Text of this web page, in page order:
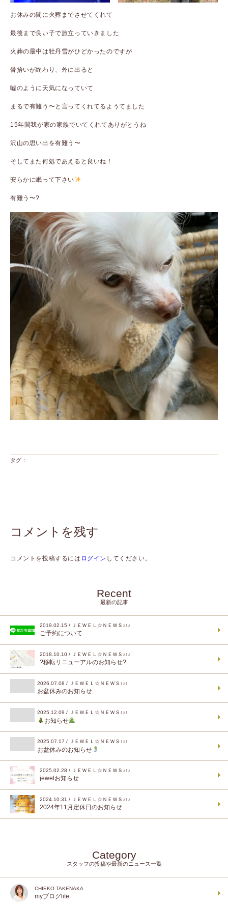
お休みの間に火葬までさせてくれて
最後まで良い子で旅立っていきました
火葬の最中は牡丹雪がひどかったのですが
骨拾いが終わり、外に出ると
嘘のように天気になっていて
まるで有難う〜と言ってくれてるようてました
15年間我が家の家族でいてくれてありがとうね
沢山の思い出を有難う〜
そしてまた何処であえると良いね！
安らかに眠って下さい
有難う〜?
タグ：
コメントを残す
コメントを投稿するには ログイン してください。
Recent
最新の記事
2019.02.15 / ＪＥＷＥＬ☆ＮＥＷＳ♪♪♪
ご予約について
2018.10.10 / ＪＥＷＥＬ☆ＮＥＷＳ♪♪♪
?移転リニューアルのお知らせ?
2026.07.08 / ＪＥＷＥＬ☆ＮＥＷＳ♪♪♪
お盆休みのお知らせ
2025.12.09 / ＪＥＷＥＬ☆ＮＥＷＳ♪♪♪
お知らせ
2025.07.17 / ＪＥＷＥＬ☆ＮＥＷＳ♪♪♪
お盆休みのお知らせ
2025.02.28 / ＪＥＷＥＬ☆ＮＥＷＳ♪♪♪
jewelお知らせ
2024.10.31 / ＪＥＷＥＬ☆ＮＥＷＳ♪♪♪
2024年11月定休日のお知らせ
Category
スタッフの投稿や最新のニュース一覧
CHIEKO TAKENAKA
myブログlife